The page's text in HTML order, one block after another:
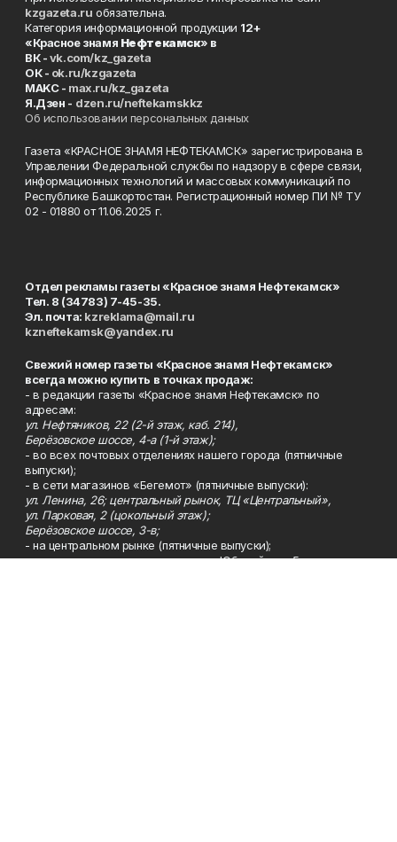
kzgazeta.ru обязательна.
Категория информационной продукции 12+
«Красное знамя Нефтекамск» в
ВК -vk.com/kz_gazeta
ОК - ok.ru/kzgazeta
MAKC - max.ru/kz_gazeta
Я.Дзен - dzen.ru/neftekamskkz
Об использовании персональных данных
Газета «КРАСНОЕ ЗНАМЯ НЕФТЕКАМСК» зарегистрирована в
Управлении Федеральной службы по надзору в сфере связи,
информационных технологий и массовых коммуникаций по
Республике Башкортостан. Регистрационный номер ПИ № ТУ
02 - 01880 от 11.06.2025 г.
Отдел рекламы газеты «Красное знамя Нефтекамск»
Тел. 8 (34783) 7-45-35.
Эл. почта: kzreklama@mail.ru
kzneftekamsk@yandex.ru
Свежий номер газеты «Красное знамя Нефтекамск»
всегда можно купить в точках продаж:
- в редакции газеты «Красное знамя Нефтекамск» по
адресам:
ул. Нефтяников, 22 (2-й этаж, каб. 214),
Берёзовское шоссе, 4-а (1-й этаж);
- во всех почтовых отделениях нашего города (пятничные
выпуски);
- в сети магазинов «Бегемот» (пятничные выпуски):
ул. Ленина, 26; центральный рынок, ТЦ «Центральный»,
ул. Парковая, 2 (цокольный этаж);
Берёзовское шоссе, 3-в;
- на центральном рынке (пятничные выпуски);
- в киосках на автовокзале и на пр.Юбилейном, 5.